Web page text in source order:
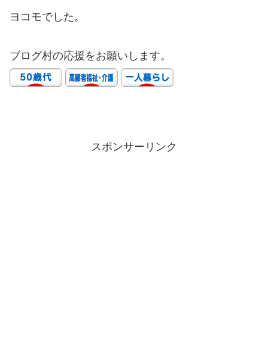
ヨコモでした。
ブログ村の応援をお願いします。
スポンサーリンク